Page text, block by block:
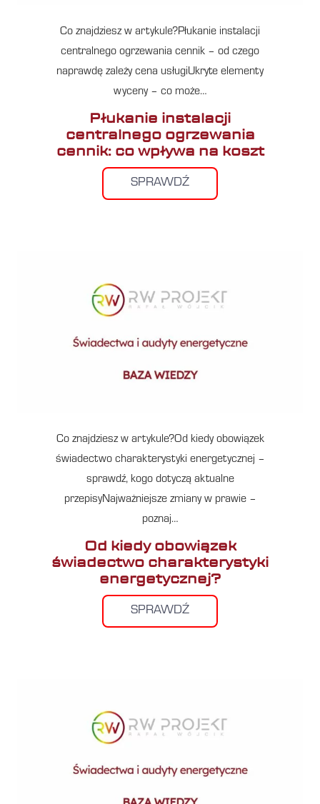
Co znajdziesz w artykule?Płukanie instalacji
centralnego ogrzewania cennik – od czego
naprawdę zależy cena usługiUkryte elementy
wyceny – co może…
Płukanie instalacji
centralnego ogrzewania
cennik: co wpływa na koszt
SPRAWDŹ
Co znajdziesz w artykule?Od kiedy obowiązek
świadectwo charakterystyki energetycznej –
sprawdź, kogo dotyczą aktualne
przepisyNajważniejsze zmiany w prawie –
poznaj…
Od kiedy obowiązek
świadectwo charakterystyki
energetycznej?
SPRAWDŹ